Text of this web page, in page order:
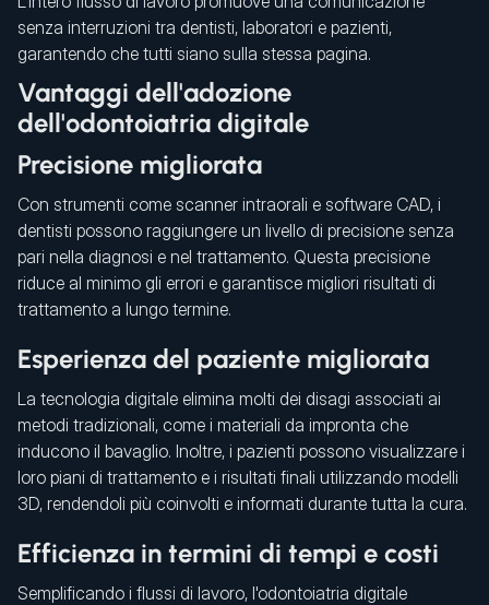
senza interruzioni tra dentisti, laboratori e pazienti,
garantendo che tutti siano sulla stessa pagina.
Vantaggi dell'adozione
dell'odontoiatria digitale
Precisione migliorata
Con strumenti come scanner intraorali e software CAD, i
dentisti possono raggiungere un livello di precisione senza
pari nella diagnosi e nel trattamento. Questa precisione
riduce al minimo gli errori e garantisce migliori risultati di
trattamento a lungo termine.
Esperienza del paziente migliorata
La tecnologia digitale elimina molti dei disagi associati ai
metodi tradizionali, come i materiali da impronta che
inducono il bavaglio. Inoltre, i pazienti possono visualizzare i
loro piani di trattamento e i risultati finali utilizzando modelli
3D, rendendoli più coinvolti e informati durante tutta la cura.
Efficienza in termini di tempi e costi
Semplificando i flussi di lavoro, l'odontoiatria digitale